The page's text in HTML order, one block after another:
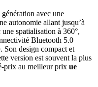
avec une
autonomie allant jusqu’à
spatialisation à 360°,
Bluetooth 5.0
Son design compact et
version est souvent la plus
prix au meilleur prix ue